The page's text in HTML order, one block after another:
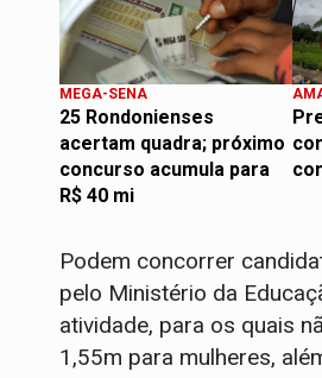
MEGA-SENA
25 Rondonienses
acertam quadra; próximo
concurso acumula para
R$ 40 mi
Podem concorrer
pelo Ministério da
atividade, para os quais
1,55m para mulheres,